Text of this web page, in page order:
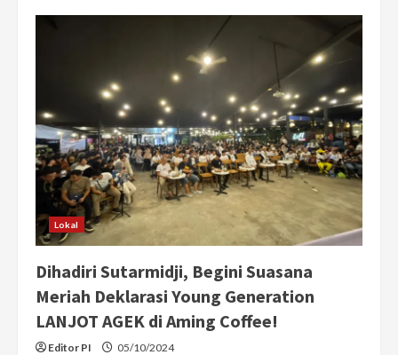
Kalbar
dalam
Deklarasi
YOG
Lanjotagik
Lokal
Dihadiri Sutarmidji, Begini Suasana
Meriah Deklarasi Young Generation
LANJOT AGEK di Aming Coffee!
Editor PI 05/10/2024